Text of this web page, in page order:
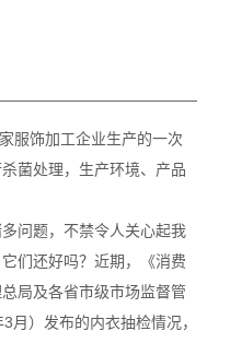
服饰加工企业生产的一次
菌处理，生产环境、产品
问题，不禁令人关心起我
们还好吗？近期，《消费
局及各省市级市场监督管
）发布的内衣抽检情况，